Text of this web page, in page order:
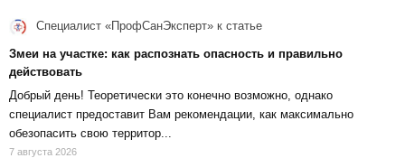
Специалист «ПрофСанЭксперт» к статье
Змеи на участке: как распознать опасность и правильно
действовать
Добрый день! Теоретически это конечно возможно, однако
специалист предоставит Вам рекомендации, как максимально
обезопасить свою территор...
7 августа 2026